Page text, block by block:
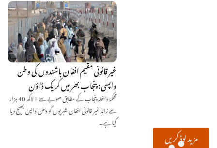
غیر قانونی مقیم افغان باشندوں کی وطن
واپسی: پنجاب بھر میں کریک ڈاؤن
محکمۂ داخلہ پنجاب کے مطابق صوبے سے 1 لاکھ 40 ہزار
سے زائد غیر قانونی افغان شہریوں کو وطن واپس بھیج دیا
گیا ہے۔
مزید لوڈ کریں